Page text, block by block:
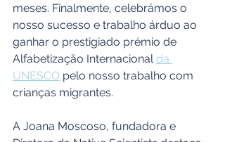
meses. Finalmente, celebrámos o
nosso sucesso e trabalho árduo ao
ganhar o prestigiado prémio de
Alfabetização Internacional da
UNESCO pelo nosso trabalho com
crianças migrantes.
A Joana Moscoso, fundadora e